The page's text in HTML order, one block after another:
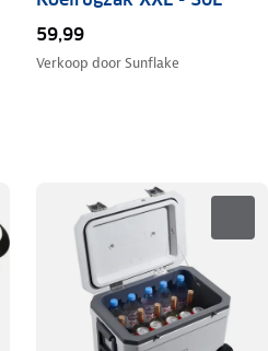
59,99
Verkoop doorSunflake